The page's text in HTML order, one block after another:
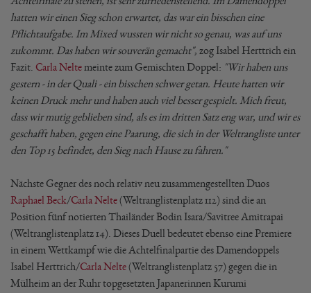
hatten wir einen Sieg schon erwartet, das war ein bisschen eine
Pflichtaufgabe. Im Mixed wussten wir nicht so genau, was auf uns
zukommt. Das haben wir souverän gemacht", zog Isabel Herttrich ein
Fazit. Carla Nelte meinte zum Gemischten Doppel: "Wir haben uns
gestern - in der Quali - ein bisschen schwer getan. Heute hatten wir
keinen Druck mehr und haben auch viel besser gespielt. Mich freut,
dass wir mutig geblieben sind, als es im dritten Satz eng war, und wir es
geschafft haben, gegen eine Paarung, die sich in der Weltrangliste unter
den Top 15 befindet, den Sieg nach Hause zu fahren."
Nächste Gegner des noch relativ neu zusammengestellten Duos
Raphael Beck/Carla Nelte(Weltranglistenplatz 112) sind die an
Position fünf notierten Thailänder Bodin Isara/Savitree Amitrapai
(Weltranglistenplatz 14). Dieses Duell bedeutet ebenso eine Premiere
in einem Wettkampf wie die Achtelfinalpartie des Damendoppels
Isabel Herttrich/Carla Nelte(Weltranglistenplatz 57) gegen die in
Mülheim an der Ruhr topgesetzten Japanerinnen Kurumi